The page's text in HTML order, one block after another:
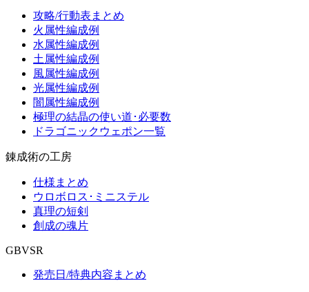
攻略/行動表まとめ
火属性編成例
水属性編成例
土属性編成例
風属性編成例
光属性編成例
闇属性編成例
極理の結晶の使い道･必要数
ドラゴニックウェポン一覧
錬成術の工房
仕様まとめ
ウロボロス･ミニステル
真理の短剣
創成の魂片
GBVSR
発売日/特典内容まとめ